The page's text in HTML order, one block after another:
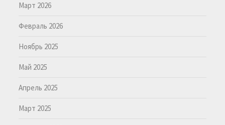
Март 2026
Февраль 2026
Ноябрь 2025
Май 2025
Апрель 2025
Март 2025